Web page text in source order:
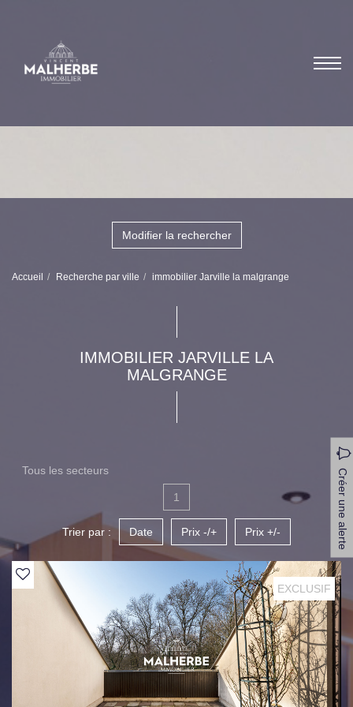
Modifier la rechercher
Accueil Recherche par ville immobilier Jarville la malgrange
IMMOBILIER JARVILLE LA
MALGRANGE
Tous les secteurs Créer une alerte
1
Trier par : Date Prix -/+ Prix +/-
EXCLUSIF